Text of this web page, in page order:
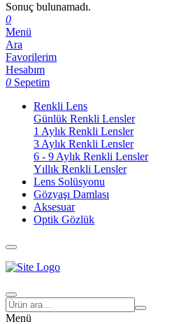
Sonuç bulunamadı.
0
Menü
Ara
Favorilerim
Hesabım
0 Sepetim
Renkli Lens
Günlük Renkli Lensler
1 Aylık Renkli Lensler
3 Aylık Renkli Lensler
6 - 9 Aylık Renkli Lensler
Yıllık Renkli Lensler
Lens Solüsyonu
Gözyaşı Damlası
Aksesuar
Optik Gözlük
Menü